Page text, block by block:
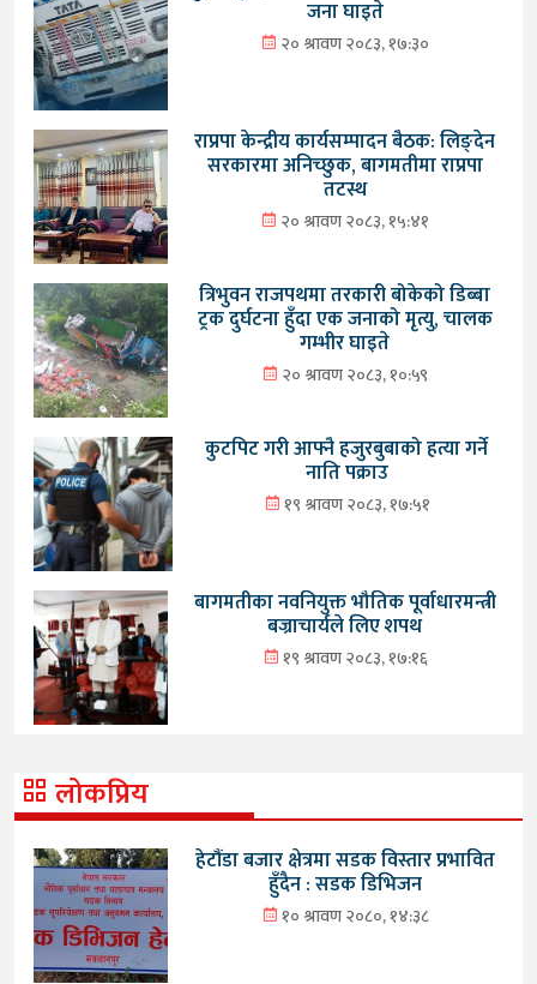
जना घाइते
२० श्रावण २०८३, १७:३०
राप्रपा केन्द्रीय कार्यसम्पादन बैठक: लिङ्देन
सरकारमा अनिच्छुक, बागमतीमा राप्रपा
तटस्थ
२० श्रावण २०८३, १५:४१
त्रिभुवन राजपथमा तरकारी बोकेको डिब्बा
ट्रक दुर्घटना हुँदा एक जनाको मृत्यु, चालक
गम्भीर घाइते
२० श्रावण २०८३, १०:५९
कुटपिट गरी आफ्नै हजुरबुबाको हत्या गर्ने
नाति पक्राउ
१९ श्रावण २०८३, १७:५१
बागमतीका नवनियुक्त भौतिक पूर्वाधारमन्त्री
बज्राचार्यले लिए शपथ
१९ श्रावण २०८३, १७:१६
लोकप्रिय
हेटौंडा बजार क्षेत्रमा सडक विस्तार प्रभावित
हुँदैन : सडक डिभिजन
१० श्रावण २०८०, १४:३८